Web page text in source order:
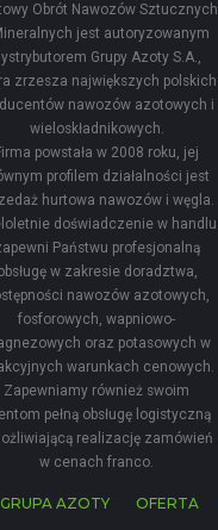
Obrót Nawozów Sztucznych
jest autoryzowanym
Grupy Azoty S.A.,
zrzesza największych polskich
nawozów azotowych i
wieloskładnikowych.
powstała w 2008 roku, jej
profilem działalności jest
hurtowa nawozów i węgla.
doświadczenie w handlu
Państwu profesjonalną
w zakresie doradztwa,
nawozów azotowych,
fosforowych, wapniowo-
oraz potasowych w
warunkach cenowych.
Zapewniamy również swoim
pełną obsługę logistyczną
realizację zamówień
w cenach franco.
GRUPA AZOTY OFERTA